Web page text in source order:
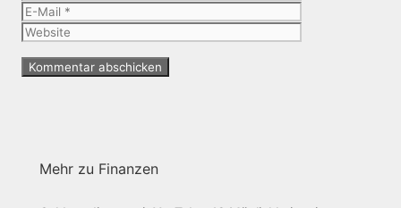
Mehr zu Finanzen